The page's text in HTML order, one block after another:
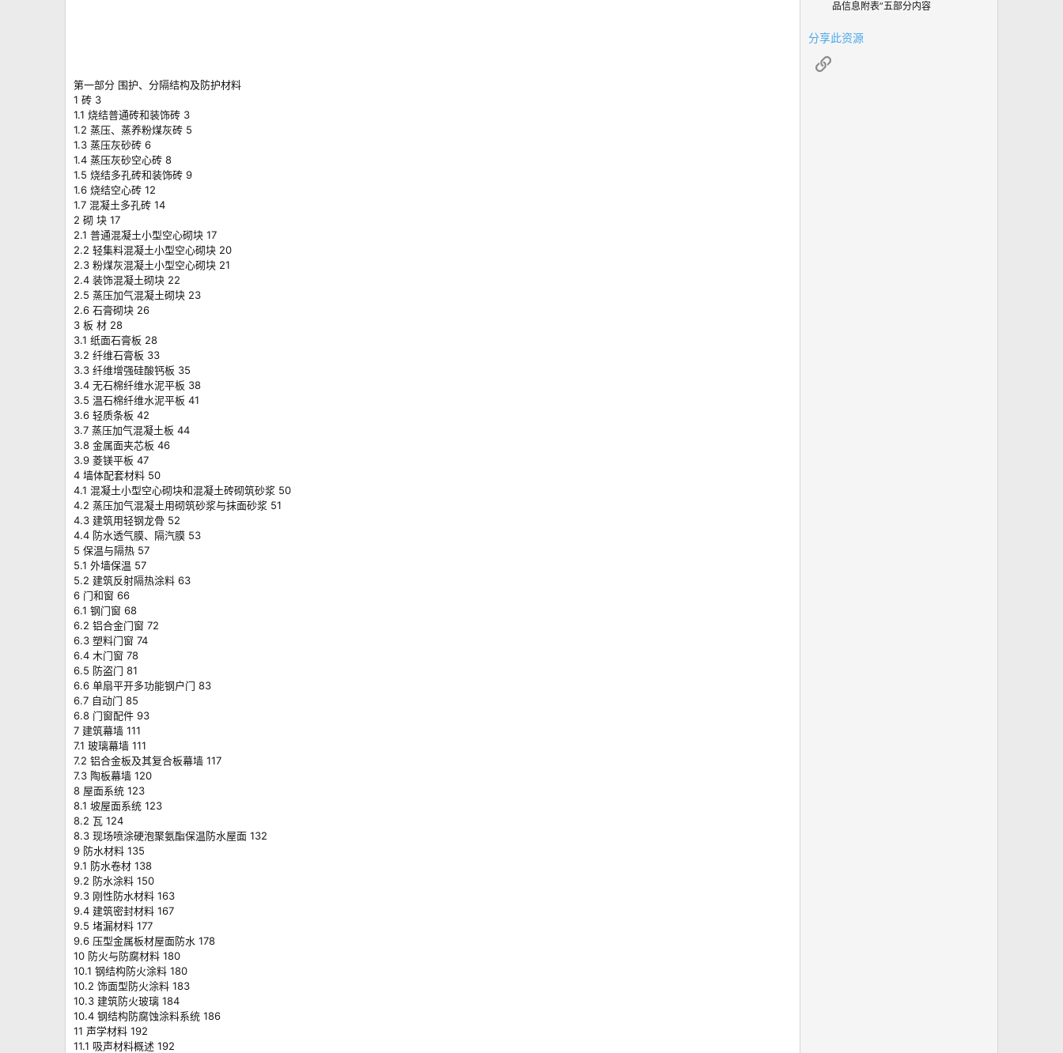
第一部分 围护、分隔结构及防护材料
1 砖 3
1.1 烧结普通砖和装饰砖 3
1.2 蒸压、蒸养粉煤灰砖 5
1.3 蒸压灰砂砖 6
1.4 蒸压灰砂空心砖 8
1.5 烧结多孔砖和装饰砖 9
1.6 烧结空心砖 12
1.7 混凝土多孔砖 14
2 砌 块 17
2.1 普通混凝土小型空心砌块 17
2.2 轻集料混凝土小型空心砌块 20
2.3 粉煤灰混凝土小型空心砌块 21
2.4 装饰混凝土砌块 22
2.5 蒸压加气混凝土砌块 23
2.6 石膏砌块 26
3 板 材 28
3.1 纸面石膏板 28
3.2 纤维石膏板 33
3.3 纤维增强硅酸钙板 35
3.4 无石棉纤维水泥平板 38
3.5 温石棉纤维水泥平板 41
3.6 轻质条板 42
3.7 蒸压加气混凝土板 44
3.8 金属面夹芯板 46
3.9 菱镁平板 47
4 墙体配套材料 50
4.1 混凝土小型空心砌块和混凝土砖砌筑砂浆 50
4.2 蒸压加气混凝土用砌筑砂浆与抹面砂浆 51
4.3 建筑用轻钢龙骨 52
4.4 防水透气膜、隔汽膜 53
5 保温与隔热 57
5.1 外墙保温 57
5.2 建筑反射隔热涂料 63
6 门和窗 66
6.1 钢门窗 68
6.2 铝合金门窗 72
6.3 塑料门窗 74
6.4 木门窗 78
6.5 防盗门 81
6.6 单扇平开多功能钢户门 83
6.7 自动门 85
6.8 门窗配件 93
7 建筑幕墙 111
7.1 玻璃幕墙 111
7.2 铝合金板及其复合板幕墙 117
7.3 陶板幕墙 120
8 屋面系统 123
8.1 坡屋面系统 123
8.2 瓦 124
8.3 现场喷涂硬泡聚氨酯保温防水屋面 132
9 防水材料 135
9.1 防水卷材 138
9.2 防水涂料 150
9.3 刚性防水材料 163
9.4 建筑密封材料 167
9.5 堵漏材料 177
9.6 压型金属板材屋面防水 178
10 防火与防腐材料 180
10.1 钢结构防火涂料 180
10.2 饰面型防火涂料 183
10.3 建筑防火玻璃 184
10.4 钢结构防腐蚀涂料系统 186
11 声学材料 192
11.1 吸声材料概述 192
品信息附表”五部分内容
分享此资源
链接